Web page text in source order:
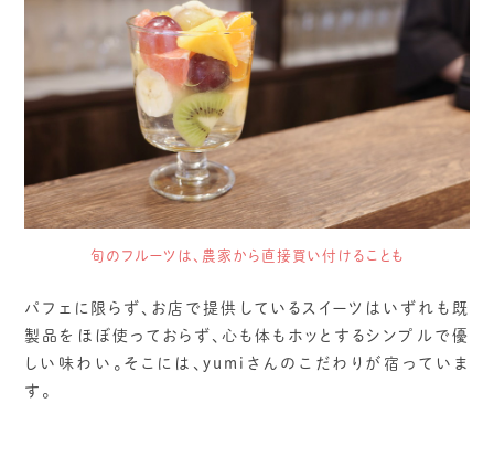
旬のフルーツは、農家から直接買い付けることも
パフェに限らず、お店で提供しているスイーツはいずれも既
製品をほぼ使っておらず、心も体もホッとするシンプルで優
しい味わい。そこには、yumiさんのこだわりが宿っていま
す。